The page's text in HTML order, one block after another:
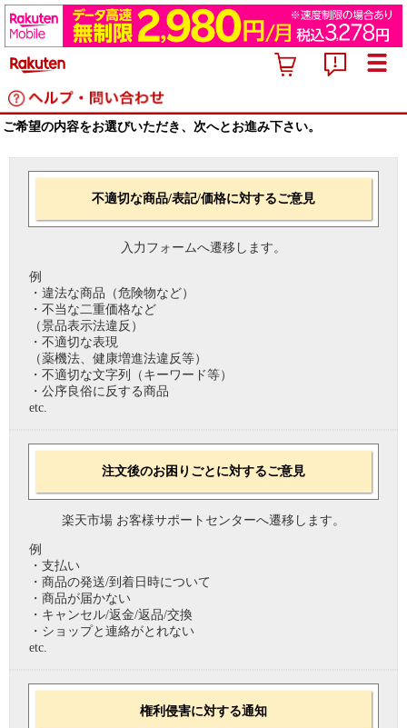
ご希望の内容をお選びいただき、次へとお進み下さい。
不適切な商品/表記/価格に対するご意見
入力フォームへ遷移します。
例
・違法な商品（危険物など）
・不当な二重価格など
（景品表示法違反）
・不適切な表現
（薬機法、健康増進法違反等）
・不適切な文字列（キーワード等）
・公序良俗に反する商品
etc.
注文後のお困りごとに対するご意見
楽天市場 お客様サポートセンターへ遷移します。
例
・支払い
・商品の発送/到着日時について
・商品が届かない
・キャンセル/返金/返品/交換
・ショップと連絡がとれない
etc.
権利侵害に対する通知